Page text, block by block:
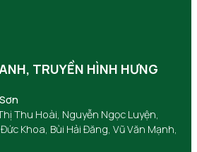
TRUYỀN HÌNH HƯNG
Thu Hoài, Nguyễn Ngọc Luyện,
Khoa, Bùi Hải Đăng, Vũ Văn Mạnh,